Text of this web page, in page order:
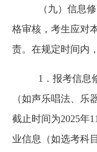
（九）信息
格审核，考生应对
责。在规定时间内
1．报考信息
（如声乐唱法、乐
截止时间为2025年
业信息（如选考科